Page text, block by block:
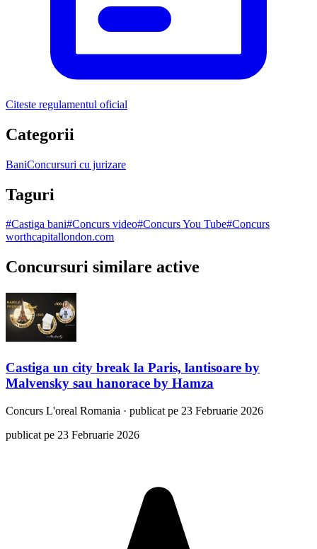
Citeste regulamentul oficial
Categorii
BaniConcursuri cu jurizare
Taguri
#Castiga bani#Concurs video#Concurs You Tube#Concurs
worthcapitallondon.com
Concursuri similare active
Castiga un city break la Paris, lantisoare by
Malvensky sau hanorace by Hamza
Concurs L'oreal Romania · publicat pe 23 Februarie 2026
publicat pe 23 Februarie 2026